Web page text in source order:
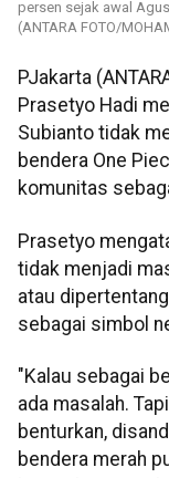
persen sejak awal
(ANTARA FOTO/
PJakarta
Prasetyo Hadi
Subianto tidak
bendera One
komunitas
Prasetyo
tidak menjadi
atau
sebagai simbol
"Kalau sebagai
ada masalah.
benturkan,
bendera merah